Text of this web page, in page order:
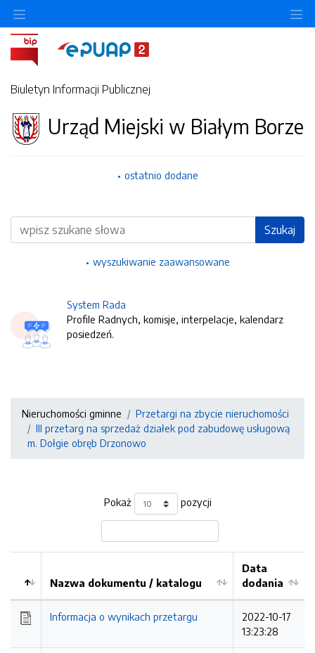
Biuletyn Informacji Publicznej
Urząd Miejski w Białym Borze
ostatnio dodane
Wyszukiwarka Szukaj
wyszukiwanie zaawansowane
System Rada
Profile Radnych, komisje, interpelacje, kalendarz
posiedzeń.
Nieruchomości gminne
Przetargi na zbycie nieruchomości
III przetarg na sprzedaż działek pod zabudowę usługową
m. Dołgie obręb Drzonowo
Pokaż pozycji
Kolejność
Nazwa dokumentu / katalogu
Data
dodania
Informacja o wynikach przetargu
2022-10-17
13:23:28